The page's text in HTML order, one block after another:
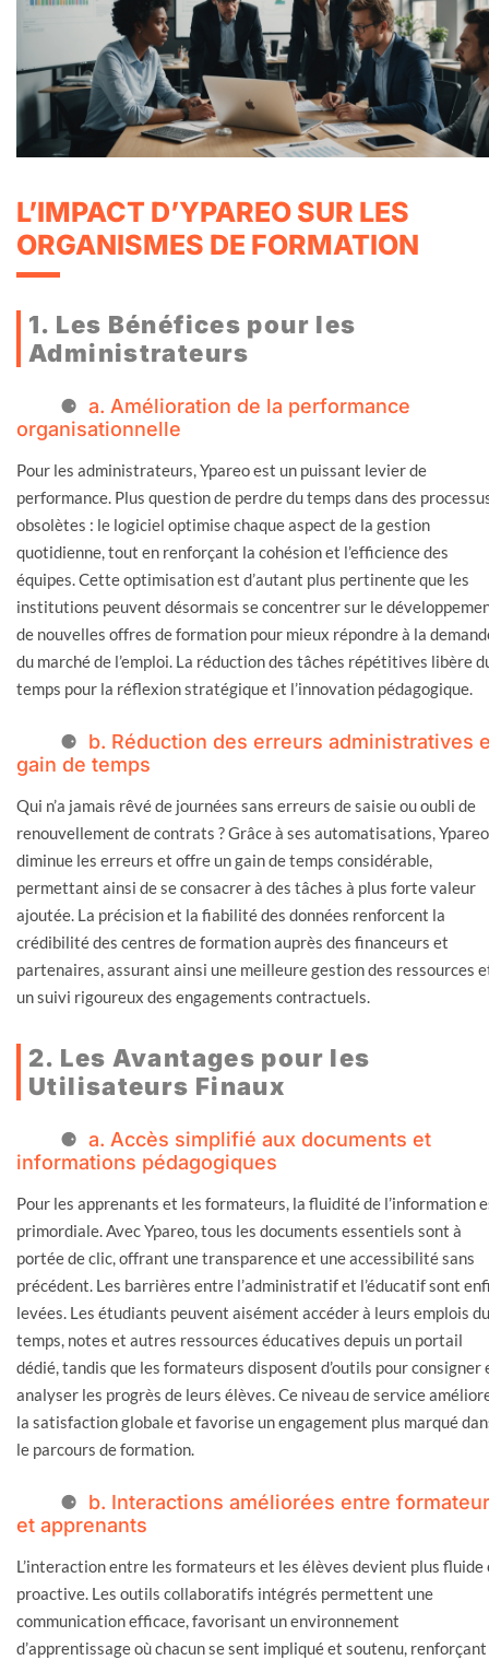
L’IMPACT D’YPAREO SUR LES
ORGANISMES DE FORMATION
1. Les Bénéfices pour les
Administrateurs
a. Amélioration de la performance
organisationnelle
Pour les administrateurs, Ypareo est un puissant levier de
performance. Plus question de perdre du temps dans des
obsolètes : le logiciel optimise chaque aspect de la gestion
quotidienne, tout en renforçant la cohésion et l’efficience des
équipes. Cette optimisation est d’autant plus pertinente que les
institutions peuvent désormais se concentrer sur le
de nouvelles offres de formation pour mieux répondre à la
du marché de l’emploi. La réduction des tâches répétitives libère
temps pour la réflexion stratégique et l’innovation pédagogique.
b. Réduction des erreurs administratives
gain de temps
Qui n’a jamais rêvé de journées sans erreurs de saisie ou oubli de
renouvellement de contrats ? Grâce à ses automatisations, Ypareo
diminue les erreurs et offre un gain de temps considérable,
permettant ainsi de se consacrer à des tâches à plus forte valeur
ajoutée. La précision et la fiabilité des données renforcent la
crédibilité des centres de formation auprès des financeurs et
partenaires, assurant ainsi une meilleure gestion des ressources
un suivi rigoureux des engagements contractuels.
2. Les Avantages pour les
Utilisateurs Finaux
a. Accès simplifié aux documents et
informations pédagogiques
Pour les apprenants et les formateurs, la fluidité de l’information
primordiale. Avec Ypareo, tous les documents essentiels sont à
portée de clic, offrant une transparence et une accessibilité sans
précédent. Les barrières entre l’administratif et l’éducatif sont
levées. Les étudiants peuvent aisément accéder à leurs emplois du
temps, notes et autres ressources éducatives depuis un portail
dédié, tandis que les formateurs disposent d’outils pour consigner
analyser les progrès de leurs élèves. Ce niveau de service
la satisfaction globale et favorise un engagement plus marqué
le parcours de formation.
b. Interactions améliorées entre
et apprenants
L’interaction entre les formateurs et les élèves devient plus fluide
proactive. Les outils collaboratifs intégrés permettent une
communication efficace, favorisant un environnement
d’apprentissage où chacun se sent impliqué et soutenu, renforçant